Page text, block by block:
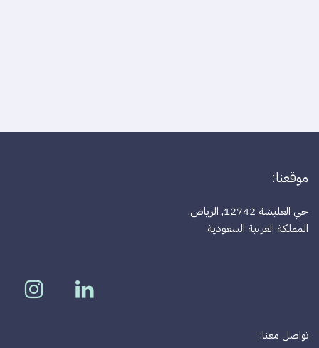
موقعنا:
حي العليشة 12742, الرياض,
المملكة العربية السعودية
تواصل معنا: